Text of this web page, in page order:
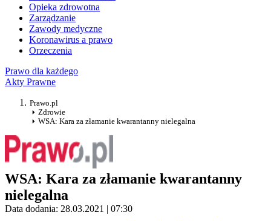
Opieka zdrowotna
Zarządzanie
Zawody medyczne
Koronawirus a prawo
Orzeczenia
Prawo dla każdego
Akty Prawne
Prawo.pl
Zdrowie
WSA: Kara za złamanie kwarantanny nielegalna
WSA: Kara za złamanie kwarantanny
nielegalna
Data dodania: 28.03.2021 | 07:30